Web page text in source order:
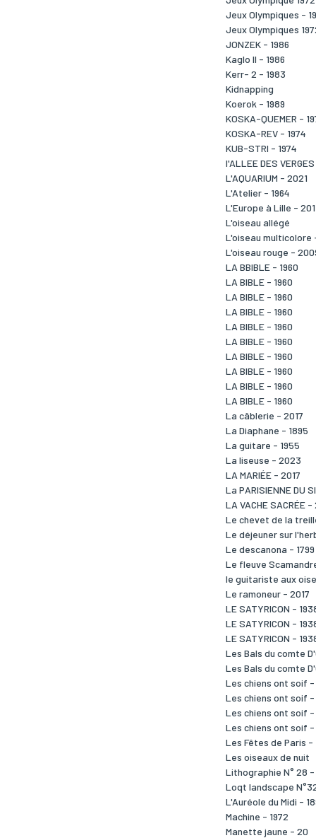
Jeux Olympiques -
Jeux Olympiques
JONZEK - 1986
Kaglo II - 1986
Kerr- 2 - 1983
Kidnapping
Koerok - 1989
KOSKA-QUEMER -
KOSKA-REV - 1974
KUB-STRI - 1974
l'ALLEE DES
L'AQUARIUM - 2021
L'Atelier - 1964
L'Europe à Lille -
L'oiseau allégé
L'oiseau multicolore
L'oiseau rouge -
LA BBIBLE - 1960
LA BIBLE - 1960
LA BIBLE - 1960
LA BIBLE - 1960
LA BIBLE - 1960
LA BIBLE - 1960
LA BIBLE - 1960
LA BIBLE - 1960
LA BIBLE - 1960
LA BIBLE - 1960
La câblerie - 2017
La Diaphane - 1895
La guitare - 1955
La liseuse - 2023
LA MARIÉE - 2017
La PARISIENNE DU
LA VACHE SACRÉE
Le chevet de la
Le déjeuner sur
Le descanona - 1799
Le fleuve
le guitariste aux
Le ramoneur - 2017
LE SATYRICON -
LE SATYRICON -
LE SATYRICON -
Les Bals du comte
Les Bals du comte
Les chiens ont soif -
Les chiens ont soif -
Les chiens ont soif -
Les chiens ont soif -
Les Fêtes de Paris -
Les oiseaux de nuit
Lithographie N° 28 -
Loqt landscape
L'Auréole du Midi -
Machine - 1972
Manette jaune - 20